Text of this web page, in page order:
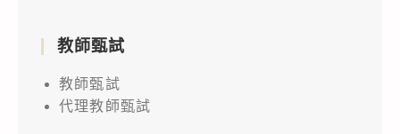
教師甄試
教師甄試
代理教師甄試